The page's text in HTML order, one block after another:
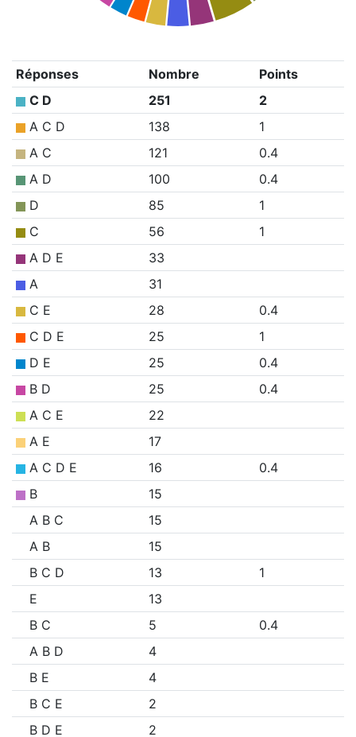
Réponses Nombre
Points
C D
251
2
A C D
138
1
A C
121
0.4
A D
100
0.4
D
85
1
C
56
1
A D E
33
A
31
C E
28
0.4
C D E
25
1
D E
25
0.4
B D
25
0.4
A C E
22
A E
17
A C D E
16
0.4
B
15
A B C
15
A B
15
B C D
13
1
E
13
B C
5
0.4
A B D
4
B E
4
B C E
2
B D E
2